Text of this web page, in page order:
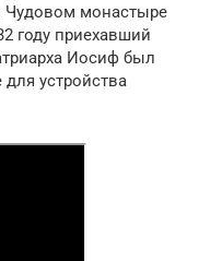
Чудовом монастыре
году приехавший
Иосиф был
устройства